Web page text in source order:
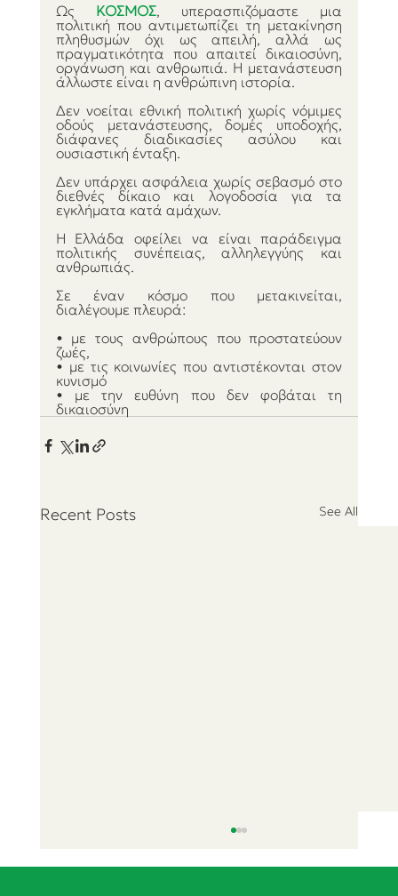
Ως ΚΟΣΜΟΣ, υπερασπιζόμαστε μια
πολιτική που αντιμετωπίζει τη μετακίνηση
πληθυσμών όχι ως απειλή, αλλά ως
πραγματικότητα που απαιτεί δικαιοσύνη,
οργάνωση και ανθρωπιά. Η μετανάστευση
άλλωστε είναι η ανθρώπινη ιστορία.
Δεν νοείται εθνική πολιτική χωρίς νόμιμες
οδούς μετανάστευσης, δομές υποδοχής,
διάφανες διαδικασίες ασύλου και
ουσιαστική ένταξη.
Δεν υπάρχει ασφάλεια χωρίς σεβασμό στο
διεθνές δίκαιο και λογοδοσία για τα
εγκλήματα κατά αμάχων.
Η Ελλάδα οφείλει να είναι παράδειγμα
πολιτικής συνέπειας, αλληλεγγύης και
ανθρωπιάς.
Σε έναν κόσμο που μετακινείται,
διαλέγουμε πλευρά:
• με τους ανθρώπους που προστατεύουν
ζωές,
• με τις κοινωνίες που αντιστέκονται στον
κυνισμό
• με την ευθύνη που δεν φοβάται τη
δικαιοσύνη
Recent Posts See All